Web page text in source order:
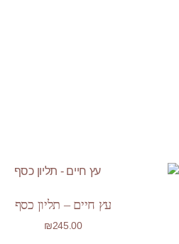
עץ חיים – תליון כסף
₪245.00